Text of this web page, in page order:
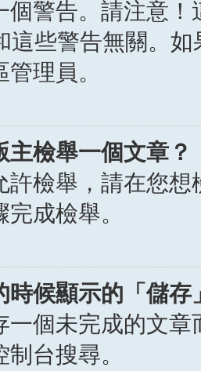
個警告。請注意
這些警告無關。
理員。
主檢舉一個文章？
許檢舉，請在您
成檢舉。
時候顯示的「儲
一個未完成的文
台搜尋。